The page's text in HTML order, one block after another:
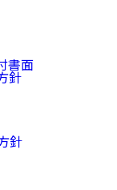
書面
針
針